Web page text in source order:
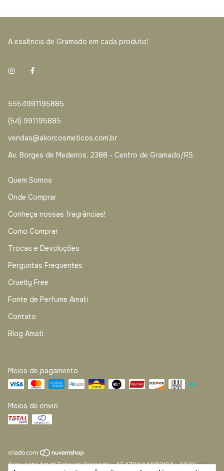
A essência de Gramado em cada produto!
5554991195885
(54) 991195885
vendas@akorcosmeticos.com.br
Av. Borges de Medeiros, 2388 - Centro de Gramado/RS
Quem Somos
Onde Comprar
Conheça nossas fragrâncias!
Como Comprar
Trocas e Devoluções
Perguntas Frequentes
Cruelty Free
Fonte de Perfume Amati
Contato
Blog Amati
Meios de pagamento
Meios de envio
Copyright Amati Feito em Gramado - 45470844000134 - 2026.